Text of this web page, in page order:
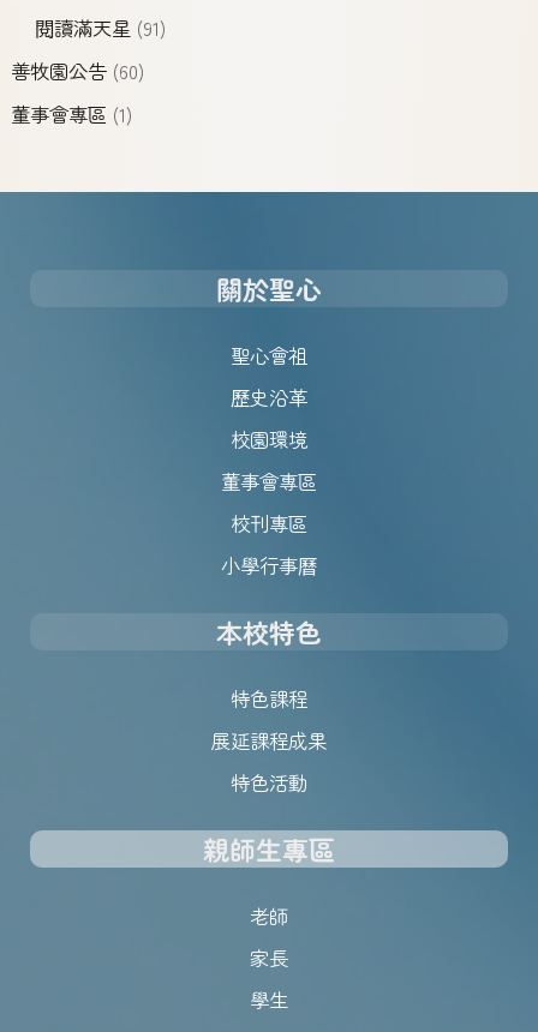
閱讀滿天星 (91)
善牧園公告(60)
董事會專區 (1)
關於聖心
聖心會祖
歷史沿革
校園環境
董事會專區
校刊專區
小學行事曆
本校特色
特色課程
展延課程成果
特色活動
親師生專區
老師
家長
學生